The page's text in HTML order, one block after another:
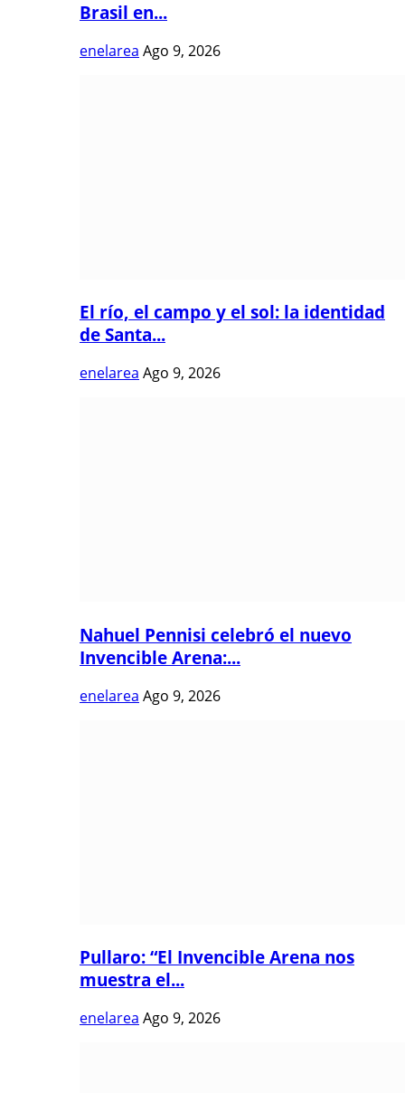
Brasil en...
enelarea Ago 9, 2026
El río, el campo y el sol: la identidad
de Santa...
enelarea Ago 9, 2026
Nahuel Pennisi celebró el nuevo
Invencible Arena:...
enelarea Ago 9, 2026
Pullaro: “El Invencible Arena nos
muestra el...
enelarea Ago 9, 2026